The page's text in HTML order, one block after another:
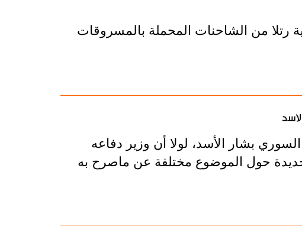
رتلا من الشاحنات المحملة بالمسروقات
بشار الأسد، لولا أن وزير دفاعه
حول الموضوع مختلفة عن ماصرح به